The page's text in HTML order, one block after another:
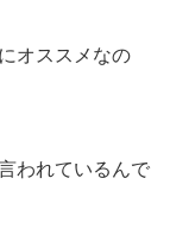
オススメなの
われているんで